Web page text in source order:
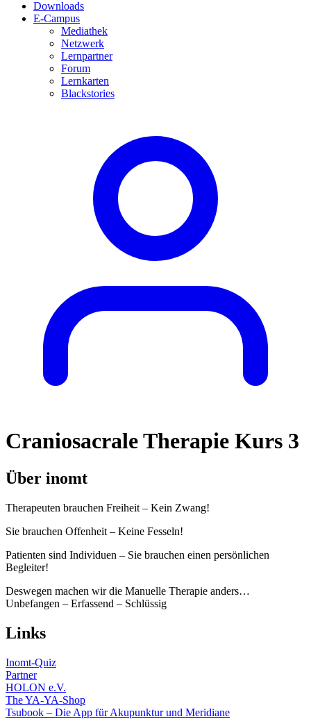
Downloads
E-Campus
Mediathek
Netzwerk
Lernpartner
Forum
Lernkarten
Blackstories
Craniosacrale Therapie Kurs 3
Über inomt
Therapeuten brauchen Freiheit – Kein Zwang!
Sie brauchen Offenheit – Keine Fesseln!
Patienten sind Individuen – Sie brauchen einen persönlichen
Begleiter!
Deswegen machen wir die Manuelle Therapie anders…
Unbefangen – Erfassend – Schlüssig
Links
Inomt-Quiz
Partner
HOLON e.V.
The YA-YA-Shop
Tsubook – Die App für Akupunktur und Meridiane